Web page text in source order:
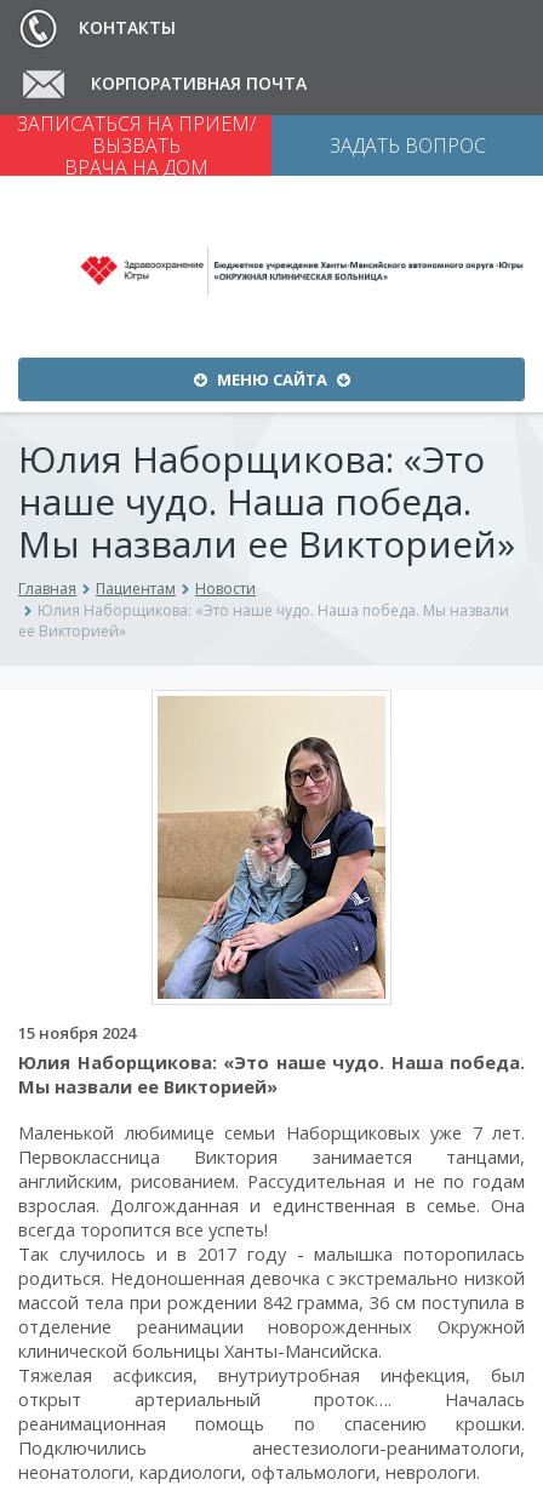
ЗАПИСАТЬСЯ НА ПРИЕМ/
ВЫЗВАТЬ
ВРАЧА НА ДОМ
ЗАДАТЬ ВОПРОС
КОНТАКТЫ
КОРПОРАТИВНАЯ ПОЧТА
ВЕРСИЯ ДЛЯ СЛАБОВИДЯЩИХ
МЕНЮ САЙТА Меню
Юлия Наборщикова: «Это
наше чудо. Наша победа.
Мы назвали ее Викторией»
Главная Пациентам
Новости
Юлия Наборщикова: «Это наше чудо. Наша победа. Мы назвали
ее Викторией»
15 ноября 2024
Юлия Наборщикова: «Это наше чудо. Наша победа.
Мы назвали ее Викторией»
Маленькой любимице семьи Наборщиковых уже 7 лет.
Первоклассница Виктория занимается танцами,
английским, рисованием. Рассудительная и не по годам
взрослая. Долгожданная и единственная в семье. Она
всегда торопится все успеть!
Так случилось и в 2017 году - малышка поторопилась
родиться. Недоношенная девочка с экстремально низкой
массой тела при рождении 842 грамма, 36 см поступила в
отделение реанимации новорожденных Окружной
клинической больницы Ханты-Мансийска.
Тяжелая асфиксия, внутриутробная инфекция, был
открыт артериальный проток…. Началась
реанимационная помощь по спасению крошки.
Подключились анестезиологи-реаниматологи,
неонатологи, кардиологи, офтальмологи, неврологи.